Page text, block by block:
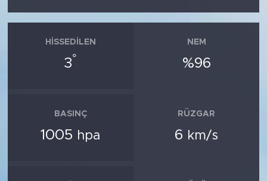
HISSEDILEN
3°
NEM
%96
BASINÇ
1005 hpa
RÜZGAR
6 km/s